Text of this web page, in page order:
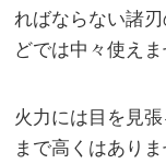
ればならない諸
どでは中々使え
火力には目を見
まで高くはありま